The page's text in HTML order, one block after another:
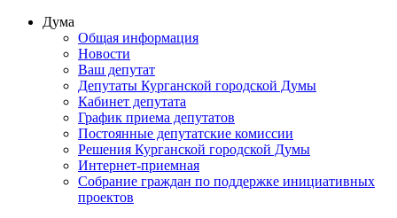
Дума
Общая информация
Новости
Ваш депутат
Депутаты Курганской городской Думы
Кабинет депутата
График приема депутатов
Постоянные депутатские комиссии
Решения Курганской городской Думы
Интернет-приемная
Собрание граждан по поддержке инициативных
проектов